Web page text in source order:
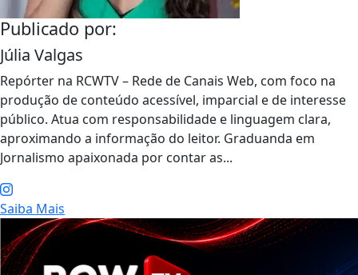
Publicado por:
Júlia Valgas
Repórter na RCWTV – Rede de Canais Web, com foco na
produção de conteúdo acessível, imparcial e de interesse
público. Atua com responsabilidade e linguagem clara,
aproximando a informação do leitor. Graduanda em
Jornalismo apaixonada por contar as...
Saiba Mais